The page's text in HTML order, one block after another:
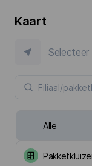
Kaart
Alle